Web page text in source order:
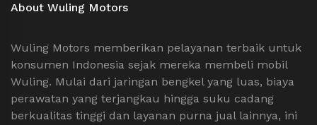
About Wuling Motors
Wuling Motors memberikan pelayanan terbaik untuk
konsumen Indonesia sejak mereka membeli mobil
Wuling. Mulai dari jaringan bengkel yang luas, biaya
perawatan yang terjangkau hingga suku cadang
berkualitas tinggi dan layanan purna jual lainnya, ini